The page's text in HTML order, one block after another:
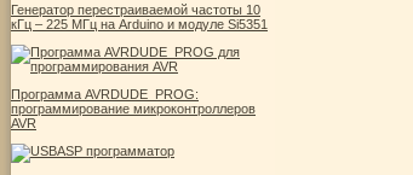
Генератор перестраиваемой частоты 10
кГц – 225 МГц на Arduino и модуле Si5351
Программа AVRDUDE_PROG:
программирование микроконтроллеров
AVR